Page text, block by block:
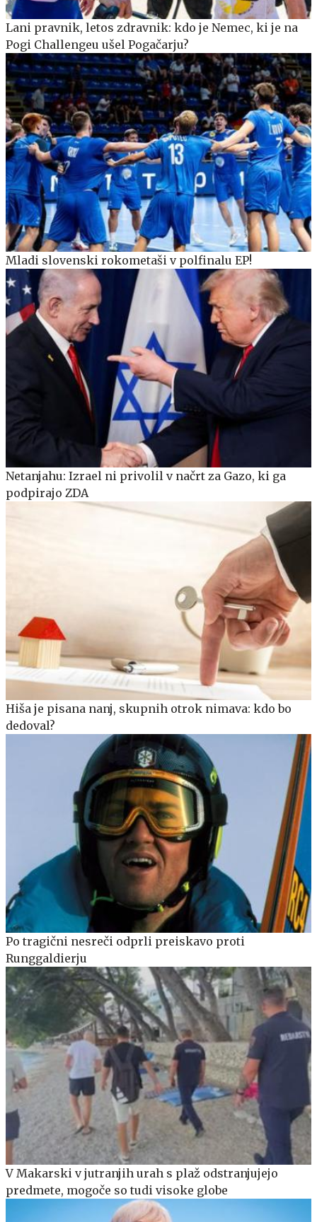
Lani pravnik, letos zdravnik: kdo je Nemec, ki je na
Pogi Challengeu ušel Pogačarju?
Mladi slovenski rokometaši v polfinalu EP!
Netanjahu: Izrael ni privolil v načrt za Gazo, ki ga
podpirajo ZDA
Hiša je pisana nanj, skupnih otrok nimava: kdo bo
dedoval?
Po tragični nesreči odprli preiskavo proti
Runggaldierju
V Makarski v jutranjih urah s plaž odstranjujejo
predmete, mogoče so tudi visoke globe